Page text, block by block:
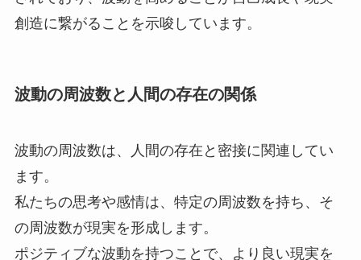
創造に繋がることを示唆しています。
波動の周波数と人間の存在の関係
波動の周波数は、人間の存在と密接に関連してい
ます。
私たちの思考や感情は、特定の周波数を持ち、そ
の周波数が現実を形成します。
ポジティブな波動を持つことで、より良い現実を